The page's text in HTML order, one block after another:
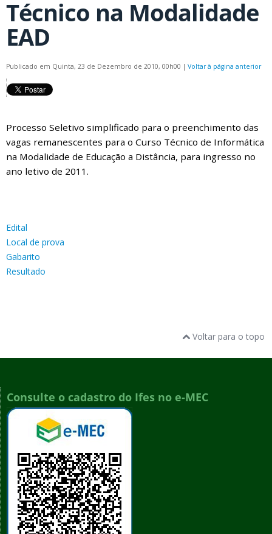
Técnico na Modalidade
EAD
Publicado em Quinta, 23 de Dezembro de 2010, 00h00 | Voltar à página anterior
Processo Seletivo simplificado para o preenchimento das
vagas remanescentes para o Curso Técnico de Informática
na Modalidade de Educação a Distância, para ingresso no
ano letivo de 2011.
Edital
Local de prova
Gabarito
Resultado
Voltar para o topo
Consulte o cadastro do Ifes no e-MEC